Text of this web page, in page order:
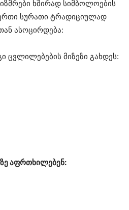
ხშირად სიმბოლოების
სურათი ტრადიციულად
ასოცირდება:
ცვლილებების მიზეზი გახდეს:
აფრთხილებენ: